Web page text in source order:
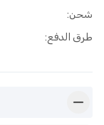
شحن:
طرق الدفع: